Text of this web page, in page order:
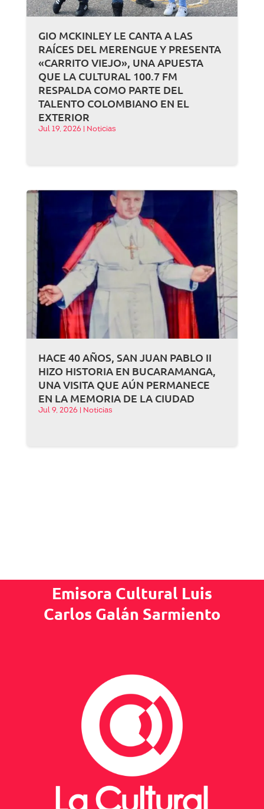
GIO MCKINLEY LE CANTA A LAS
RAÍCES DEL MERENGUE Y PRESENTA
«CARRITO VIEJO», UNA APUESTA
QUE LA CULTURAL 100.7 FM
RESPALDA COMO PARTE DEL
TALENTO COLOMBIANO EN EL
EXTERIOR
Jul 19, 2026 Noticias
HACE 40 AÑOS, SAN JUAN PABLO II
HIZO HISTORIA EN BUCARAMANGA,
UNA VISITA QUE AÚN PERMANECE
EN LA MEMORIA DE LA CIUDAD
Jul 9, 2026 Noticias
Emisora Cultural Luis
Carlos Galán Sarmiento